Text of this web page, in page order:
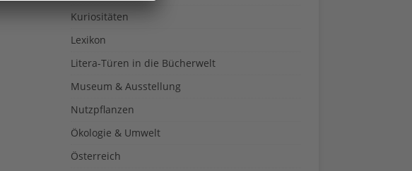
Kuriositäten
Lexikon
Litera-Türen in die Bücherwelt
Museum & Ausstellung
Nutzpflanzen
Ökologie & Umwelt
Österreich